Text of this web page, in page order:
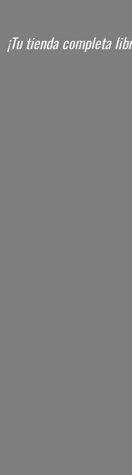
¡Tu tienda completa